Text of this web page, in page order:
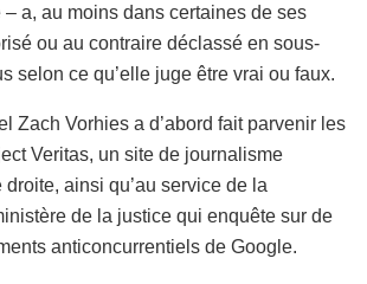
– a, au moins dans certaines de ses
ou au contraire déclassé en sous-
selon ce qu’elle juge être vrai ou faux.
Zach Vorhies a d’abord fait parvenir les
Veritas, un site de journalisme
droite, ainsi qu’au service de la
de la justice qui enquête sur de
anticoncurrentiels de Google.